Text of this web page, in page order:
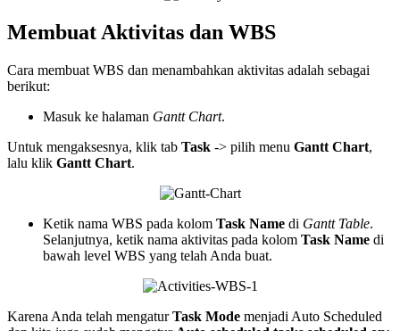
Membuat Aktivitas dan WBS
Cara membuat WBS dan menambahkan aktivitas adalah sebagai
berikut:
Masuk ke halaman Gantt Chart.
Untuk mengaksesnya, klik tab Task -> pilih menu Gantt Chart,
lalu klik Gantt Chart.
Ketik nama WBS pada kolom Task Name di Gantt Table.
Selanjutnya, ketik nama aktivitas pada kolom Task Name di
bawah level WBS yang telah Anda buat.
Karena Anda telah mengaturTask Mode menjadi Auto Scheduled